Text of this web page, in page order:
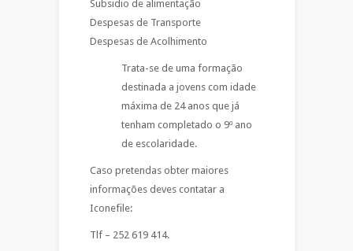
Subsidio de alimentação
Despesas de Transporte
Despesas de Acolhimento
Trata-se de uma formação
destinada a jovens com idade
máxima de 24 anos que já
tenham completado o 9º ano
de escolaridade.
Caso pretendas obter maiores
informações deves contatar a
Iconefile:
Tlf – 252 619 414.